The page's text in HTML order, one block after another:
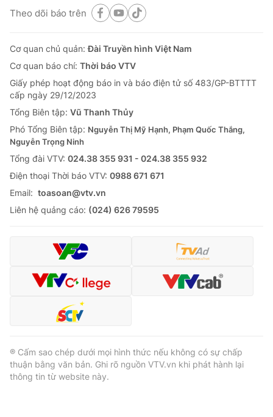
THỜI BÁO VTV
Theo dõi báo trên
Cơ quan chủ quản:
Cơ quan báo chí:Thời báo VTV
Giấy phép hoạt động báo in và báo điện tử số 483/GP-BTTTT
cấp ngày 29/12/2023
Tổng Biên tập:
Vũ Thanh Thủy
Tổng đài VTV: 024.38 355 931 - 024.38 355 932
toasoan@vtv.vn
Liên hệ quảng cáo:
Theo dõi báo trên
Cơ quan chủ quản:Đài Truyền hình Việt Nam
Cơ quan báo chí: Thời báo VTV
Giấy phép hoạt động báo in và báo điện tử số 483/GP-BTTTT
cấp ngày 29/12/2023
Tổng Biên tập: Vũ Thanh Thủy
Phó Tổng Biên tập: Nguyễn Thị Mỹ Hạnh, Phạm Quốc Thắng,
Nguyễn Trọng Ninh
Tổng đài VTV: 024.38 355 931 - 024.38 355 932
Ðiện thoại Thời báo VTV: 0988 671 671
Email: toasoan@vtv.vn
Liên hệ quảng cáo: (024) 626 79595
® Cấm sao chép dưới mọi hình thức nếu không có sự chấp
thuận bằng văn bản. Ghi rõ nguồn VTV.vn khi phát hành lại
thông tin từ website này.